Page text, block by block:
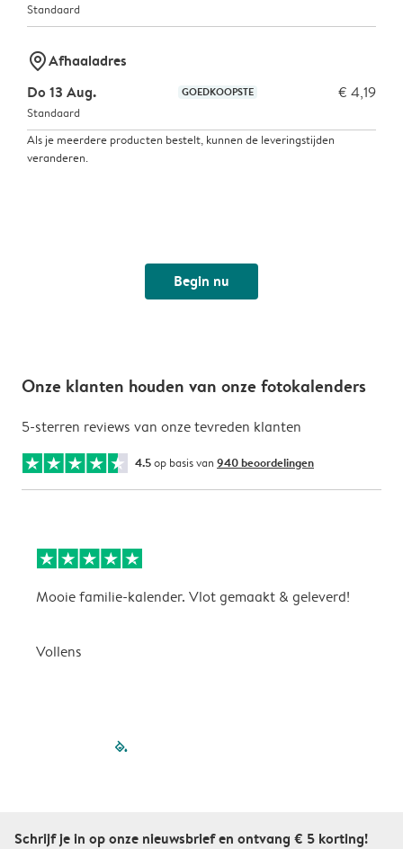
Standaard
marker-pinAfhaaladres
Do 13 Aug.
GOEDKOOPSTE € 4,19
Standaard
Als je meerdere producten bestelt, kunnen de leveringstijden
veranderen.
Begin nu
Onze klanten houden van onze fotokalenders
5-sterren reviews van onze tevreden klanten
4.5op basis van 940 beoordelingen
Mooie familie-kalender. Vlot gemaakt & geleverd!
Vollens
filled-pagination
Schrijf je in op onze nieuwsbrief en ontvang € 5 korting!